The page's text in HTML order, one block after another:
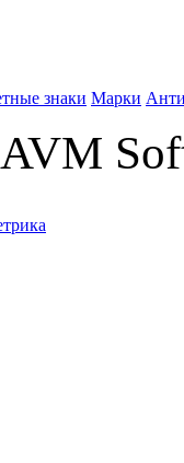
знаки Марки